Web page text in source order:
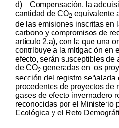
d) Compensación, la
cantidad de CO2 equivalente
de las emisiones inscritas en
carbono y compromisos de
artículo 2.a), con la que una
contribuye a la mitigación en
efecto, serán susceptibles de
de CO2 generadas en los
sección del registro señalada
procedentes de proyectos de
gases de efecto invernadero
reconocidas por el Ministerio
Ecológica y el Reto